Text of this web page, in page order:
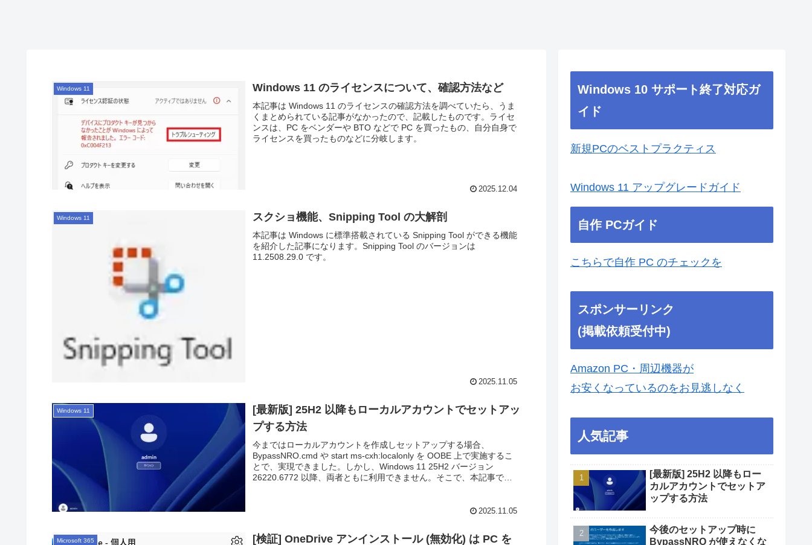
Windows 11 Windows 11 のライセンスについて、確認方法など
本記事は Windows 11 のライセンスの確認方法を調べていたら、うま
くまとめられている記事がなかったので、記載したものです。ライセ
ンスは、PC をベンダーや BTO などで PC を買ったもの、自分自身で
ライセンスを買ったものなどに分岐します。
2025.12.04
Windows 11 スクショ機能、Snipping Tool の大解剖
本記事は Windows に標準搭載されている Snipping Tool ができる機能
を紹介した記事になります。Snipping Tool のバージョンは
11.2508.29.0 です。
2025.11.05
Windows 11
[最新版] 25H2 以降もローカルアカウントでセットアッ
プする方法
今まではローカルアカウントを作成しセットアップする場合、
BypassNRO.cmd や start ms-cxh:localonly を OOBE 上で実施するこ
とで、実現できました。しかし、Windows 11 25H2 バージョン
26220.6772 以降、両者ともに利用できません。そこで、本記事で
2025.11.05
Microsoft 365
[検証] OneDrive アンインストール (無効化) は PC を
Windows 10 サポート終了対応ガ
イド
新規PCのベストプラクティス
Windows 11 アップグレードガイド
自作 PCガイド
こちらで自作 PC のチェックを
スポンサーリンク
(掲載依頼受付中)
Amazon PC・周辺機器が
お安くなっているのをお見逃しなく
人気記事
[最新版] 25H2 以降もロー
カルアカウントでセットア
ップする方法
今後のセットアップ時に
BypassNRO が使えなくな